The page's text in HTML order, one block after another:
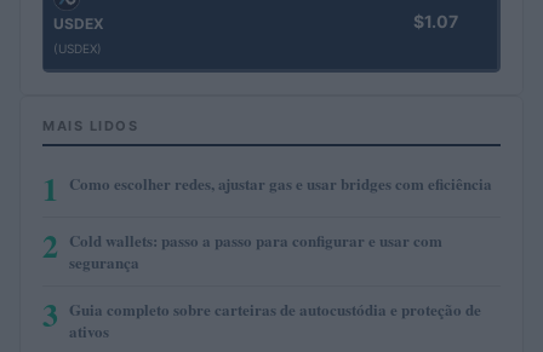
USDEX
(USDEX)
$1.07
MAIS LIDOS
1 Como escolher redes, ajustar gas e usar bridges com eficiência
2 Cold wallets: passo a passo para configurar e usar com
segurança
3 Guia completo sobre carteiras de autocustódia e proteção de
ativos